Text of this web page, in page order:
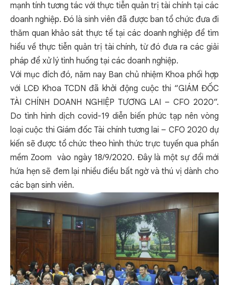
mạnh tính tương tác với thực tiễn quản trị tài chính tại các
doanh nghiệp. Đó là sinh viên đã được ban tổ chức đưa đi
thăm quan khảo sát thực tế tại các doanh nghiệp để tìm
hiểu về thực tiễn quản trị tài chính, từ đó đưa ra các giải
pháp để xử lý tình huống tại các doanh nghiệp.
Với mục đích đó, năm nay Ban chủ nhiệm Khoa phối hợp
với LCĐ Khoa TCDN đã khởi động cuộc thi “GIÁM ĐỐC
TÀI CHÍNH DOANH NGHIỆP TƯƠNG LAI – CFO 2020”.
Do tình hình dịch covid-19 diễn biến phức tạp nên vòng
loại cuộc thi Giám đốc Tài chính tương lai – CFO 2020 dự
kiến sẽ được tổ chức theo hình thức trực tuyến qua phần
mềm Zoom vào ngày 18/9/2020. Đây là một sự đổi mới
hứa hẹn sẽ đem lại nhiều điều bất ngờ và thú vị dành cho
các bạn sinh viên.